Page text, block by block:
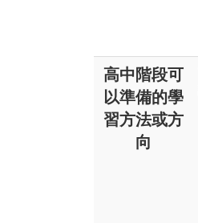
高中階段可
以準備的學
習方法或方
向